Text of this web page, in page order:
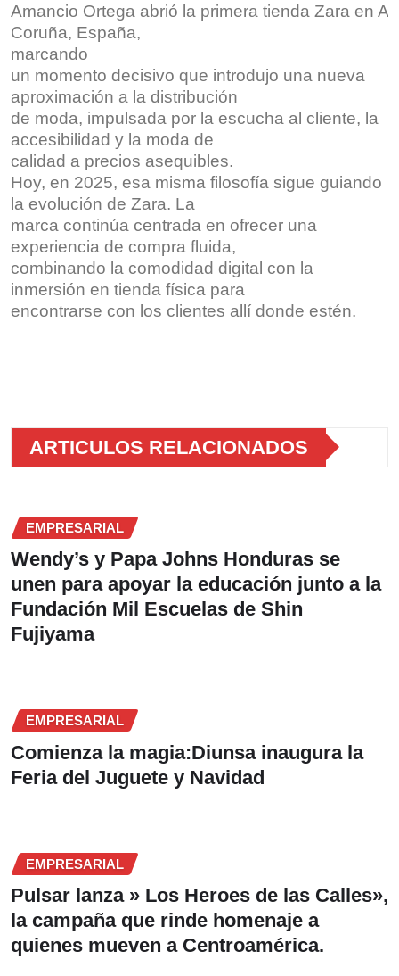
Amancio Ortega abrió la primera tienda Zara en A
Coruña, España,
marcando
un momento decisivo que introdujo una nueva
aproximación a la distribución
de moda, impulsada por la escucha al cliente, la
accesibilidad y la moda de
calidad a precios asequibles.
Hoy, en 2025, esa misma filosofía sigue guiando
la evolución de Zara. La
marca continúa centrada en ofrecer una
experiencia de compra fluida,
combinando la comodidad digital con la
inmersión en tienda física para
encontrarse con los clientes allí donde estén.
ARTICULOS RELACIONADOS
EMPRESARIAL
Wendy’s y Papa Johns Honduras se
unen para apoyar la educación junto a la
Fundación Mil Escuelas de Shin
Fujiyama
EMPRESARIAL
Comienza la magia:Diunsa inaugura la
Feria del Juguete y Navidad
EMPRESARIAL
Pulsar lanza » Los Heroes de las Calles»,
la campaña que rinde homenaje a
quienes mueven a Centroamérica.